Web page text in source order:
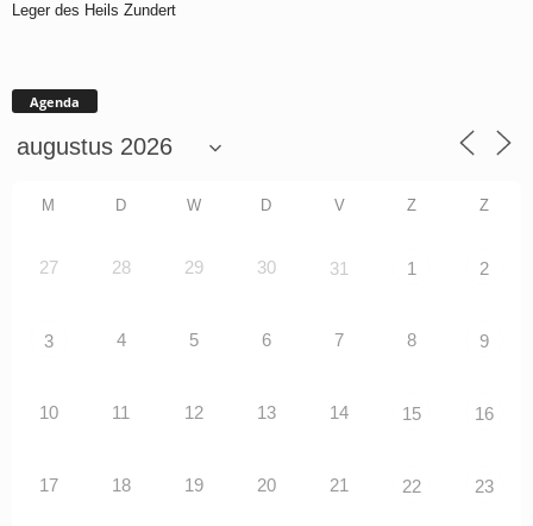
Leger des Heils Zundert
Agenda
M D W D V Z Z
27 28 29 30 31 1 2
3 4 5 6 7 8 9
10 11 12 13 14 15 16
17 18 19 20 21 22 23